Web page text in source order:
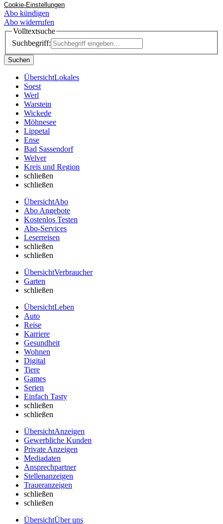
Cookie-Einstellungen
Abo kündigen
Abo widerrufen
Volltextsuche
Suchbegriff:
Suchen
ÜbersichtLokales
Soest
Werl
Warstein
Wickede
Möhnesee
Lippetal
Ense
Bad Sassendorf
Welver
Kreis und Region
schließen
schließen
ÜbersichtAbo
Abo Angebote
Kostenlos Testen
Abo-Services
Leserreisen
schließen
schließen
ÜbersichtVerbraucher
Garten
schließen
ÜbersichtLeben
Auto
Reise
Karriere
Gesundheit
Wohnen
Digital
Tiere
Games
Serien
Einfach Tasty
schließen
schließen
ÜbersichtAnzeigen
Gewerbliche Kunden
Private Anzeigen
Mediadaten
Ansprechpartner
Stellenanzeigen
Traueranzeigen
schließen
schließen
ÜbersichtÜber uns